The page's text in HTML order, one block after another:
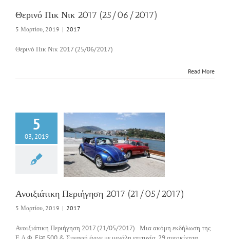
Θερινό Πικ Νικ 2017 (25/06/2017)
5 Μαρτίου, 2019 | 2017
Θερινό Πικ Νικ 2017 (25/06/2017)
Read More
5
03, 2019
Περιήγηση 2017
Ανοιξιάτικη Περιήγηση 2017 (21/05/2017)
5 Μαρτίου, 2019 | 2017
Ανοιξιάτικη Περιήγηση 2017 (21/05/2017) Μια ακόμη εκδήλωση της